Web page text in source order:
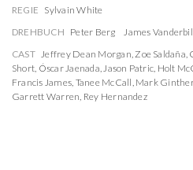
REGIE Sylvain White
DREHBUCH Peter Berg James
CAST Jeffrey Dean Morgan,Zoe Saldaña,
Short, Óscar Jaenada,Jason Patric, Holt
Francis James, Tanee McCall, Mark Ginther
Garrett Warren, Rey Hernandez